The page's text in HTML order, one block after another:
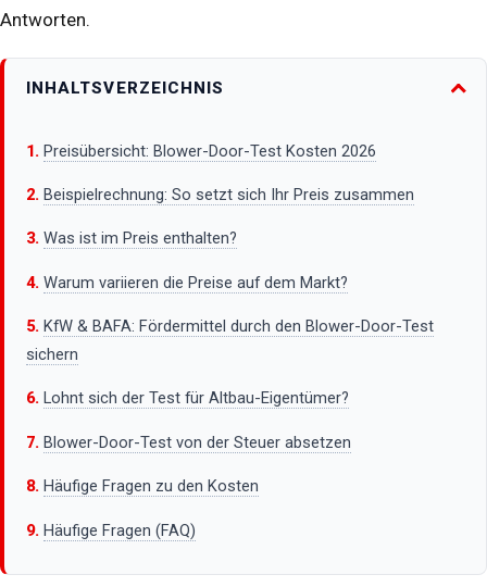
Antworten.
INHALTSVERZEICHNIS
Preisübersicht: Blower-Door-Test Kosten 2026
Beispielrechnung: So setzt sich Ihr Preis zusammen
Was ist im Preis enthalten?
Warum variieren die Preise auf dem Markt?
KfW & BAFA: Fördermittel durch den Blower-Door-Test
sichern
Lohnt sich der Test für Altbau-Eigentümer?
Blower-Door-Test von der Steuer absetzen
Häufige Fragen zu den Kosten
Häufige Fragen (FAQ)